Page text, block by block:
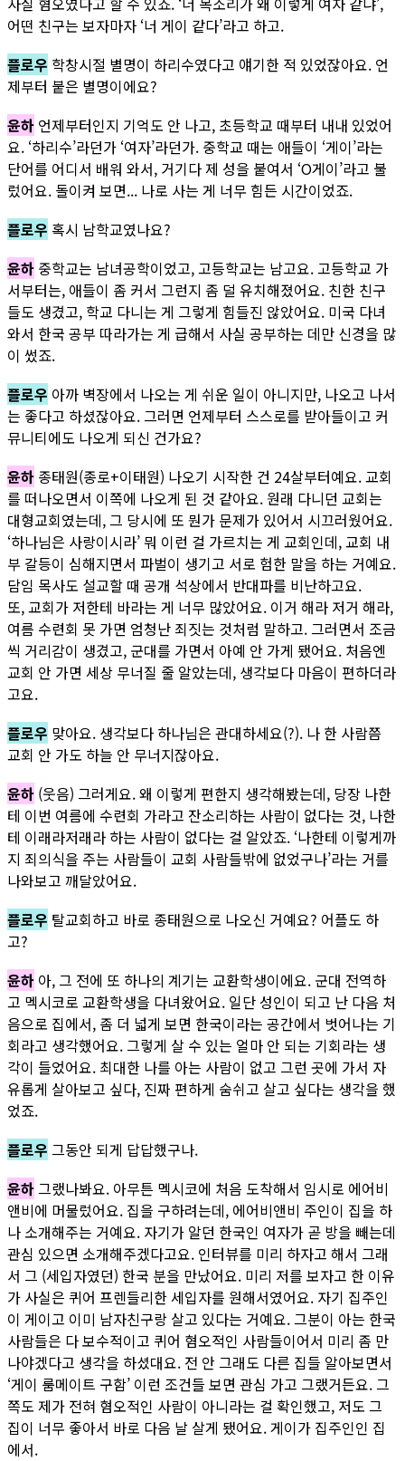
어떤 친구는 보자마자 ‘너 게이 같다’라고 하고.
플로우 학창시절 별명이 하리수였다고 얘기한 적 있었잖아요. 언
제부터 붙은 별명이에요?
윤하 언제부터인지 기억도 안 나고, 초등학교 때부터 내내 있었어
요. ‘하리수’라던가 ‘여자’라던가. 중학교 때는 애들이 ‘게이’라는
단어를 어디서 배워 와서, 거기다 제 성을 붙여서 ‘O게이’라고 불
렀어요. 돌이켜 보면... 나로 사는 게 너무 힘든 시간이었죠.
플로우 혹시 남학교였나요?
윤하 중학교는 남녀공학이었고, 고등학교는 남고요. 고등학교 가
서부터는, 애들이 좀 커서 그런지 좀 덜 유치해졌어요. 친한 친구
들도 생겼고, 학교 다니는 게 그렇게 힘들진 않았어요. 미국 다녀
와서 한국 공부 따라가는 게 급해서 사실 공부하는 데만 신경을 많
이 썼죠.
플로우 아까 벽장에서 나오는 게 쉬운 일이 아니지만, 나오고 나서
는 좋다고 하셨잖아요. 그러면 언제부터 스스로를 받아들이고 커
뮤니티에도 나오게 되신 건가요?
윤하 종태원(종로+이태원) 나오기 시작한 건 24살부터예요. 교회
를 떠나오면서 이쪽에 나오게 된 것 같아요. 원래 다니던 교회는
대형교회였는데, 그 당시에 또 뭔가 문제가 있어서 시끄러웠어요.
‘하나님은 사랑이시라’ 뭐 이런 걸 가르치는 게 교회인데, 교회 내
부 갈등이 심해지면서 파벌이 생기고 서로 험한 말을 하는 거예요.
담임 목사도 설교할 때 공개 석상에서 반대파를 비난하고요.
또, 교회가 저한테 바라는 게 너무 많았어요. 이거 해라 저거 해라,
여름 수련회 못 가면 엄청난 죄짓는 것처럼 말하고. 그러면서 조금
씩 거리감이 생겼고, 군대를 가면서 아예 안 가게 됐어요. 처음엔
교회 안 가면 세상 무너질 줄 알았는데, 생각보다 마음이 편하더라
고요.
플로우 맞아요. 생각보다 하나님은 관대하세요(?). 나 한 사람쯤
교회 안 가도 하늘 안 무너지잖아요.
윤하 (웃음) 그러게요. 왜 이렇게 편한지 생각해봤는데, 당장 나한
테 이번 여름에 수련회 가라고 잔소리하는 사람이 없다는 것, 나한
테 이래라저래라 하는 사람이 없다는 걸 알았죠. ‘나한테 이렇게까
지 죄의식을 주는 사람들이 교회 사람들밖에 없었구나’라는 거를
나와보고 깨달았어요.
플로우 탈교회하고 바로 종태원으로 나오신 거예요? 어플도 하
고?
윤하 아, 그 전에 또 하나의 계기는 교환학생이에요. 군대 전역하
고 멕시코로 교환학생을 다녀왔어요. 일단 성인이 되고 난 다음 처
음으로 집에서, 좀 더 넓게 보면 한국이라는 공간에서 벗어나는 기
회라고 생각했어요. 그렇게 살 수 있는 얼마 안 되는 기회라는 생
각이 들었어요. 최대한 나를 아는 사람이 없고 그런 곳에 가서 자
유롭게 살아보고 싶다, 진짜 편하게 숨쉬고 살고 싶다는 생각을 했
었죠.
플로우 그동안 되게 답답했구나.
윤하 그랬나봐요. 아무튼 멕시코에 처음 도착해서 임시로 에어비
앤비에 머물렀어요. 집을 구하려는데, 에어비앤비 주인이 집을 하
나 소개해주는 거예요. 자기가 알던 한국인 여자가 곧 방을 빼는데
관심 있으면 소개해주겠다고요. 인터뷰를 미리 하자고 해서 그래
서 그 (세입자였던) 한국 분을 만났어요. 미리 저를 보자고 한 이유
가 사실은 퀴어 프렌들리한 세입자를 원해서였어요. 자기 집주인
이 게이고 이미 남자친구랑 살고 있다는 거예요. 그분이 아는 한국
사람들은 다 보수적이고 퀴어 혐오적인 사람들이어서 미리 좀 만
나야겠다고 생각을 하셨대요. 전 안 그래도 다른 집들 알아보면서
‘게이 룸메이트 구함’ 이런 조건들 보면 관심 가고 그랬거든요. 그
쪽도 제가 전혀 혐오적인 사람이 아니라는 걸 확인했고, 저도 그
집이 너무 좋아서 바로 다음 날 살게 됐어요. 게이가 집주인인 집
에서.